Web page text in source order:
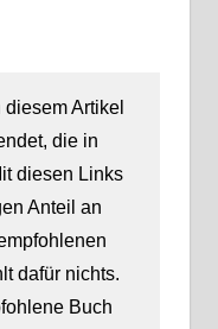
Artikel
die in
diesen Links
Anteil an
dafür nichts.
Buch